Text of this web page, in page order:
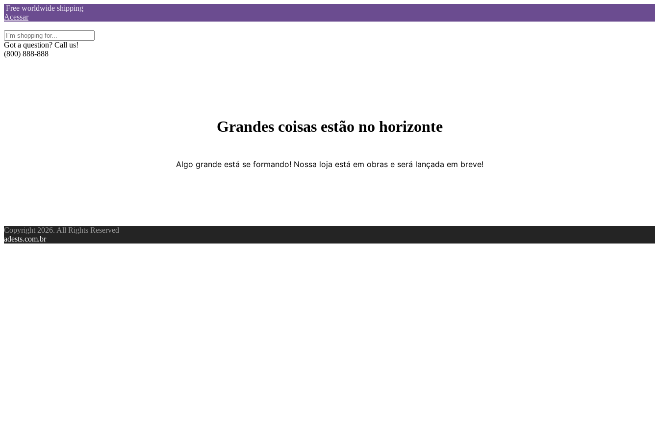
Skip
to
Free worldwide shipping
Acessar
Got a question? Call us!
(800) 888-888
Grandes coisas estão no horizonte
Algo grande está se formando! Nossa loja está em obras e será lançada em breve!
Copyright 2026. All Rights Reserved
adests.com.br